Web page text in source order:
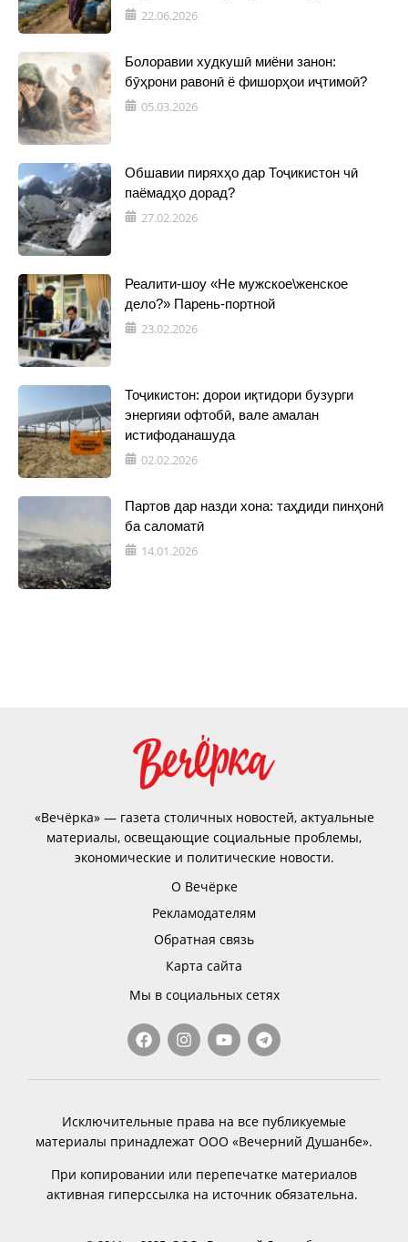
22.06.2026
Болоравии худкушӣ миёни занон:
бӯҳрони равонӣ ё фишорҳои иҷтимоӣ?
05.03.2026
Обшавии пиряхҳо дар Тоҷикистон чӣ
паёмадҳо дорад?
27.02.2026
Реалити-шоу «Не мужское\женское
дело?» Парень-портной
23.02.2026
Тоҷикистон: дорои иқтидори бузурги
энергияи офтобӣ, вале амалан
истифоданашуда
02.02.2026
Партов дар назди хона: таҳдиди пинҳонӣ
ба саломатӣ
14.01.2026
«Вечёрка» — газета столичных новостей, актуальные
материалы, освещающие социальные проблемы,
экономические и политические новости.
О Вечёрке
Рекламодателям
Обратная связь
Карта сайта
Мы в социальных сетях
Исключительные права на все публикуемые
материалы принадлежат ООО «Вечерний Душанбе».
При копировании или перепечатке материалов
активная гиперссылка на источник обязательна.